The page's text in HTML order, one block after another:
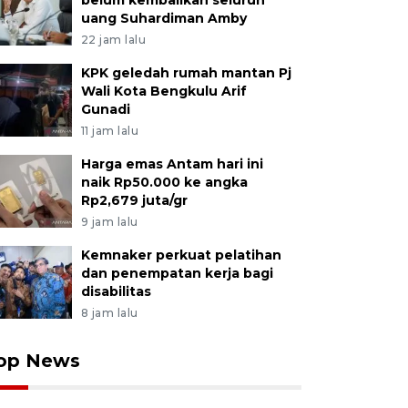
uang Suhardiman Amby
22 jam lalu
KPK geledah rumah mantan Pj
Wali Kota Bengkulu Arif
Gunadi
11 jam lalu
Harga emas Antam hari ini
naik Rp50.000 ke angka
Rp2,679 juta/gr
9 jam lalu
Kemnaker perkuat pelatihan
dan penempatan kerja bagi
disabilitas
8 jam lalu
News